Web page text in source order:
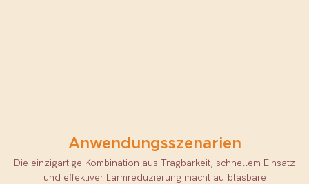
Anwendungsszenarien
Die einzigartige Kombination aus Tragbarkeit, schnellem Einsatz
und effektiver Lärmreduzierung macht aufblasbare